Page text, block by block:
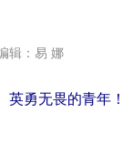
辑：易 娜
勇无畏的青年！